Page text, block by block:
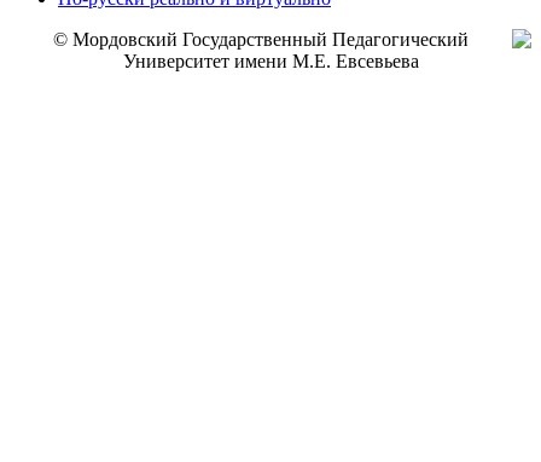
© Мордовский Государственный Педагогический
Университет имени М.Е. Евсевьева